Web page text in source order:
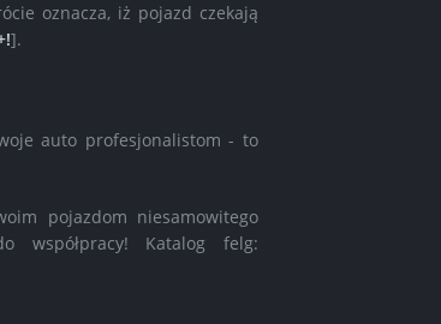
oznacza, iż pojazd czekają
].
auto profesjonalistom - to
pojazdom niesamowitego
współpracy! Katalog felg: